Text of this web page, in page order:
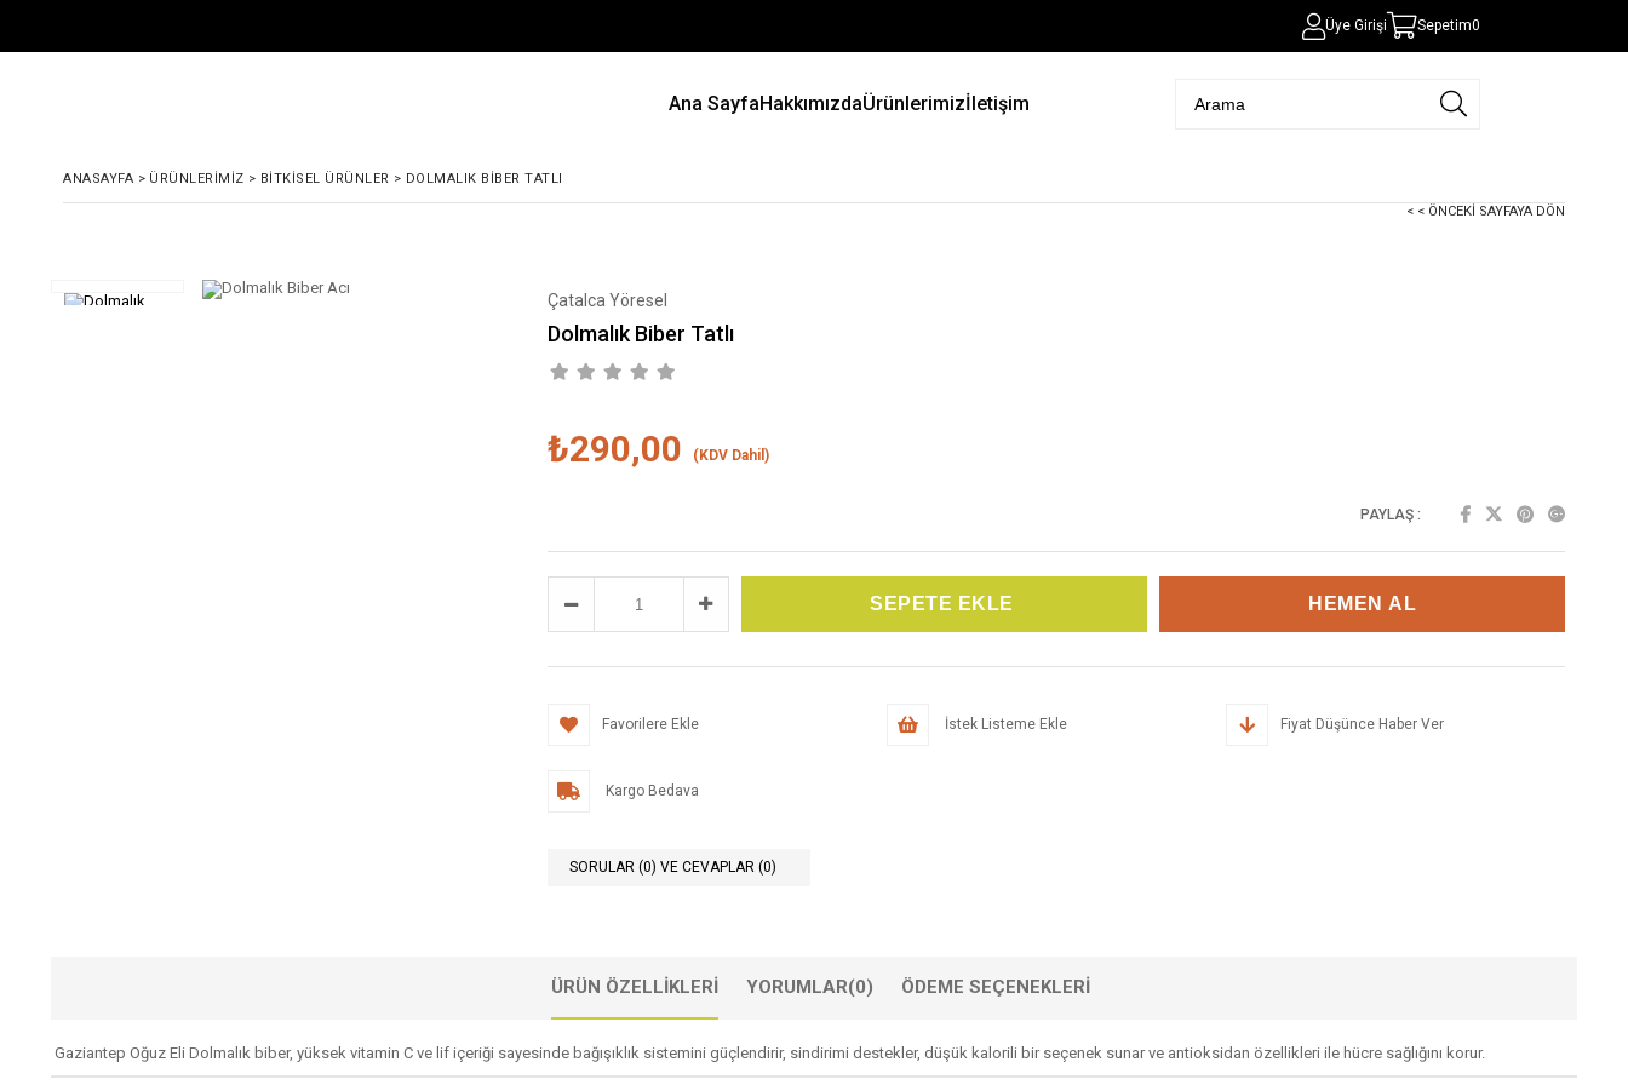
Üye Girişi Sepetim0
Ana SayfaHakkımızdaÜrünlerimizİletişim
ANASAYFA > ÜRÜNLERIMIZ > BITKISEL ÜRÜNLER > DOLMALIK BIBER TATLI
< < ÖNCEKI SAYFAYA DÖN
Çatalca Yöresel
Dolmalık Biber Tatlı
₺290,00 (KDV Dahil)
PAYLAŞ :
Favorilere Ekle İstek Listeme Ekle Fiyat Düşünce Haber Ver
Kargo Bedava
SORULAR (0) VE CEVAPLAR (0)
ÜRÜN ÖZELLIKLERI YORUMLAR(0) ÖDEME SEÇENEKLERI
Gaziantep Oğuz Eli Dolmalık biber, yüksek vitamin C ve lif içeriği sayesinde bağışıklık sistemini güçlendirir, sindirimi destekler, düşük kalorili bir seçenek sunar ve antioksidan özellikleri ile hücre sağlığını korur.